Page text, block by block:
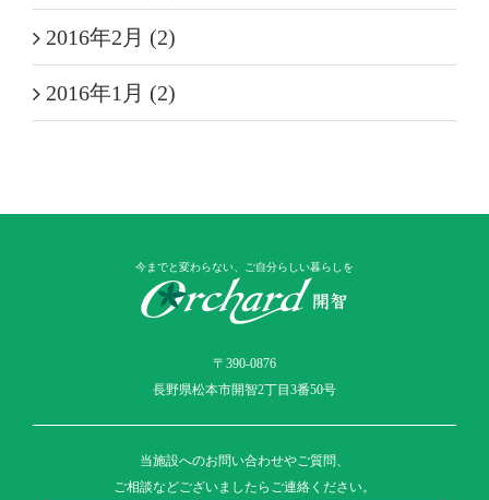
2016年2月 (2)
2016年1月 (2)
今までと変わらない、ご自分らしい暮らしを
〒390-0876
長野県松本市開智2丁目3番50号
当施設へのお問い合わせやご質問、
ご相談などございましたらご連絡ください。